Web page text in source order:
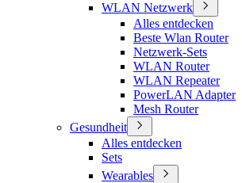
WLAN Netzwerk
Alles entdecken
Beste Wlan Router
Netzwerk-Sets
WLAN Router
WLAN Repeater
PowerLAN Adapter
Mesh Router
Gesundheit
Alles entdecken
Sets
Wearables